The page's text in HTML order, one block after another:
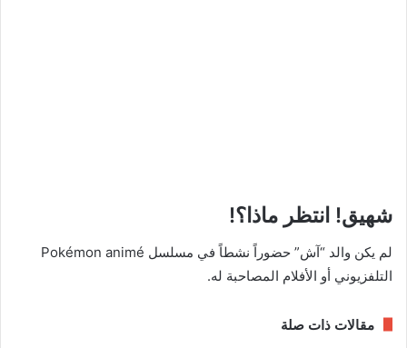
شهيق! انتظر ماذا؟!
لم يكن والد “آش” حضوراً نشطاً في مسلسل Pokémon animé
التلفزيوني أو الأفلام المصاحبة له.
مقالات ذات صلة